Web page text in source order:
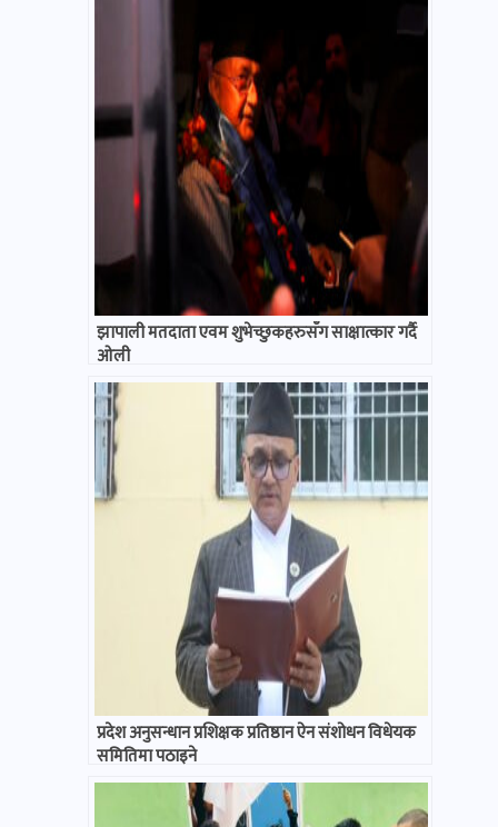
झापाली मतदाता एवम शुभेच्छुकहरुसँग साक्षात्कार गर्दै
ओली
प्रदेश अनुसन्धान प्रशिक्षक प्रतिष्ठान ऐन संशोधन विधेयक
समितिमा पठाइने